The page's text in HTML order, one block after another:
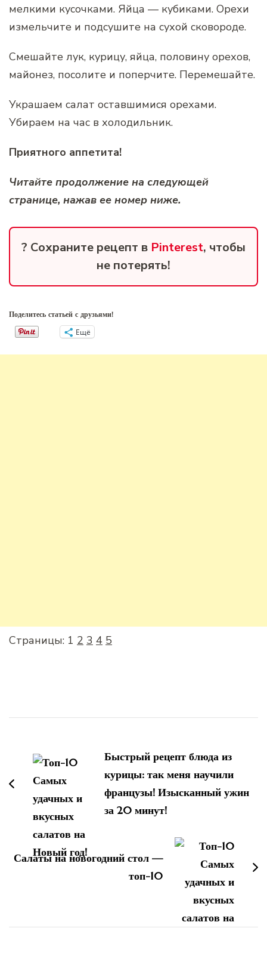
мелкими кусочками. Яйца — кубиками. Орехи
измельчите и подсушите на сухой сковороде.
Смешайте лук, курицу, яйца, половину орехов,
майонез, посолите и поперчите. Перемешайте.
Украшаем салат оставшимися орехами.
Убираем на час в холодильник.
Приятного аппетита!
Читайте продолжение на следующей
странице, нажав ее номер ниже.
? Сохраните рецепт в Pinterest, чтобы
не потерять!
Поделитесь статьей с друзьями!
Ещё
Страницы: 1 2 3 4 5
записям
Быстрый рецепт блюда из
курицы: так меня научили
французы! Изысканный ужин
за 20 минут!
Салаты на новогодний стол —
топ-10